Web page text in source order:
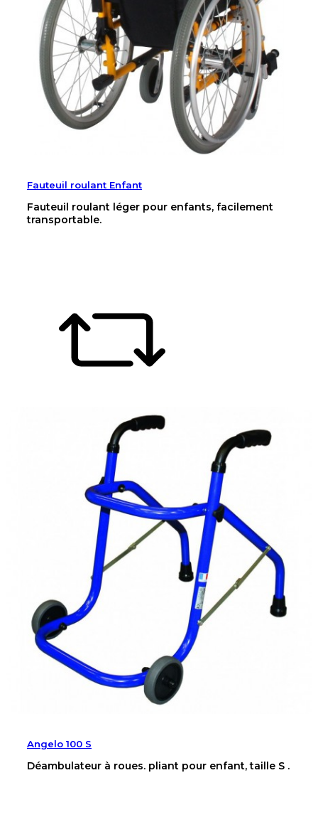
Fauteuil roulant Enfant
Fauteuil roulant léger pour enfants, facilement
transportable.
Angelo 100 S
Déambulateur à roues. pliant pour enfant, taille S .